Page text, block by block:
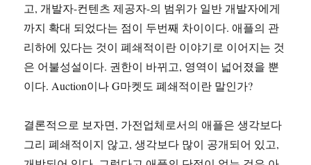
고, 개발자-컨텐츠 제공자-의 범위가 일반 개발자에게
까지 확대 되었다는 점이 두번째 차이이다. 애플의 관
리하에 있다는 것이 폐쇄적이란 이야기로 이어지는 것
은 어불성설이다. 권한이 바뀌고, 영역이 넓어졌을 뿐
이다. Auction이나 G마켓도 폐쇄적이란 말인가?
결론적으로 보자면, 가전업체로서의 애플은 생각보다
그리 폐쇄적이지 않고, 생각보다 많이 공개되어 있고,